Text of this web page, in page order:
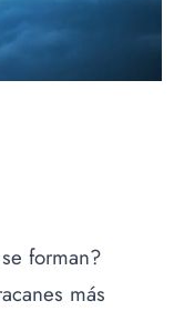
forman?
más